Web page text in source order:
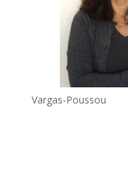
Vargas-